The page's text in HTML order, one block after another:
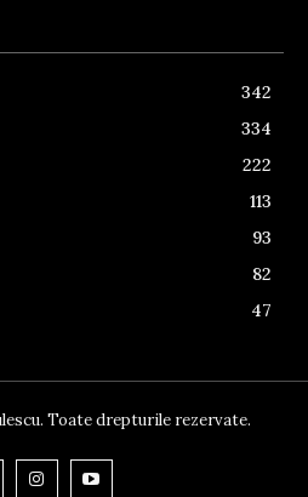
342
334
222
113
93
82
47
Toate drepturile rezervate.